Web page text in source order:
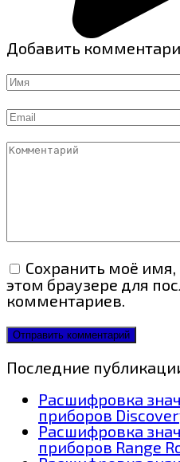
Добавить
Имя
Email
Комментарий
Сохранить моё имя,
этом браузере для
комментариев.
Последние
Расшифровка
приборов
Расшифровка
приборов Range